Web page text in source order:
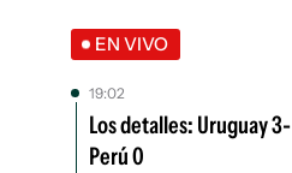
EN VIVO
19:02
Los detalles: Uruguay 3-
Perú 0